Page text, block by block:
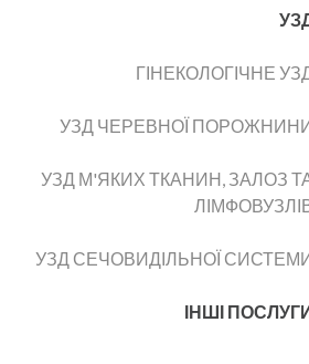
ГІНЕКОЛОГІЧНЕ
УЗД ЧЕРЕВНОЇ
УЗД М'ЯКИХ ТКАНИН, ЗАЛОЗ
УЗД СЕЧОВИДІЛЬНОЇ
ІНШІ